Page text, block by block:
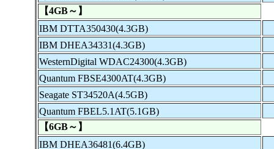
【4GB～】
IBM DTTA350430(4.3GB)
IBM DHEA34331(4.3GB)
WesternDigital WDAC24300(4.3GB)
Quantum FBSE4300AT(4.3GB)
Seagate ST34520A(4.5GB)
Quantum FBEL5.1AT(5.1GB)
【6GB～】
IBM DHEA36481(6.4GB)